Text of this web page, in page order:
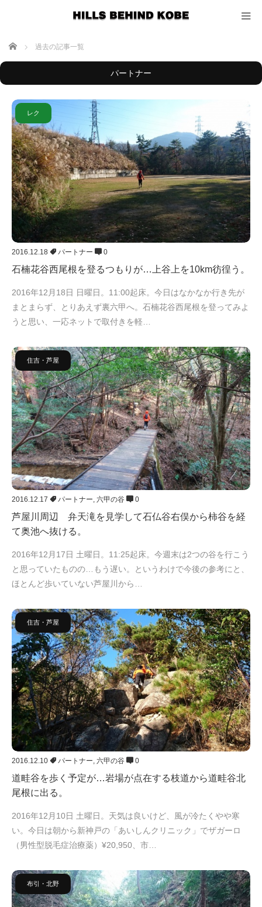
ホーム 過去の記事一覧
パートナー
レク
2016.12.18 パートナー 0
石楠花谷西尾根を登るつもりが…上谷上を10km彷徨う。
2016年12月18日 日曜日。11:00起床。今日はなかなか行き先が
まとまらず、とりあえず裏六甲へ。石楠花谷西尾根を登ってみよ
うと思い、一応ネットで取付きを軽…
住吉・芦屋
2016.12.17 パートナー 六甲の谷 0
芦屋川周辺 弁天滝を見学して石仏谷右俣から柿谷を経
て奥池へ抜ける。
2016年12月17日 土曜日。11:25起床。今週末は2つの谷を行こう
と思っていたものの…もう遅い。というわけで今後の参考にと、
ほとんど歩いていない芦屋川から…
住吉・芦屋
2016.12.10 パートナー, 六甲の谷 0
道畦谷を歩く予定が…岩場が点在する枝道から道畦谷北
尾根に出る。
2016年12月10日 土曜日。天気は良いけど、風が冷たくやや寒
い。今日は朝から新神戸の「あいしんクリニック」でザガーロ
（男性型脱毛症治療薬）¥20,950、市…
布引・北野